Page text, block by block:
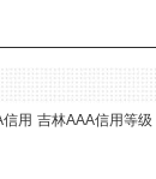
用 吉林AAA信用等级